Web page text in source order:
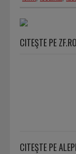
CITEŞTE PE ZF.RO
CITEŞTE PE